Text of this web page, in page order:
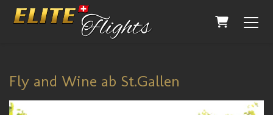
Fly and Wine ab St.Gallen